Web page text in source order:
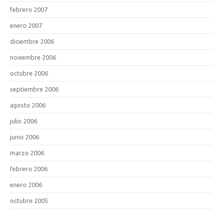
febrero 2007
enero 2007
diciembre 2006
noviembre 2006
octubre 2006
septiembre 2006
agosto 2006
julio 2006
junio 2006
marzo 2006
febrero 2006
enero 2006
octubre 2005